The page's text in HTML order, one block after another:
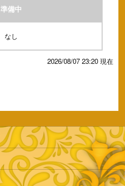
準備中
なし
2026/08/07 23:20 現在